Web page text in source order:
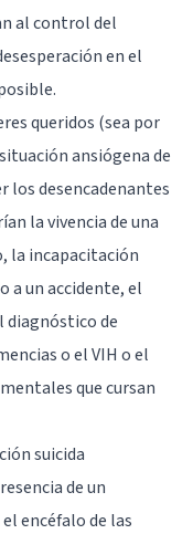
al control del
en el
queridos (sea por
ansiógena de
los desencadenantes
la vivencia de una
la incapacitación
a un accidente,el
diagnóstico de
o el VIH o el
que cursan
suicida
de un
encéfalo de las